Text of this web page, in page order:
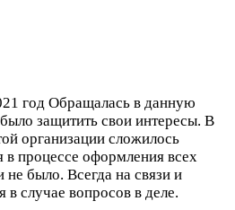
год Обращалась в данную
защитить свои интересы. В
организации сложилось
процессе оформления всех
не было. Всегда на связи и
в случае вопросов в деле.